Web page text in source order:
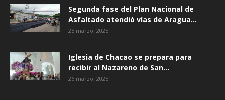
Segunda fase del Plan Nacional de
Asfaltado atendió vías de Aragua...
25 marzo, 2025
Iglesia de Chacao se prepara para
recibir al Nazareno de San...
26 marzo, 2025